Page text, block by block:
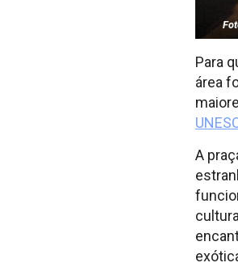
Para
área
A